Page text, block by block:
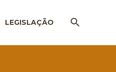
LEGISLAÇÃO